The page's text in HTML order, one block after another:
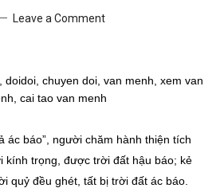
Leave a Comment
ác báo”, người chăm hành thiện tích
kính trọng, được trời đất hậu báo; kẻ
quỷ đều ghét, tất bị trời đất ác báo.